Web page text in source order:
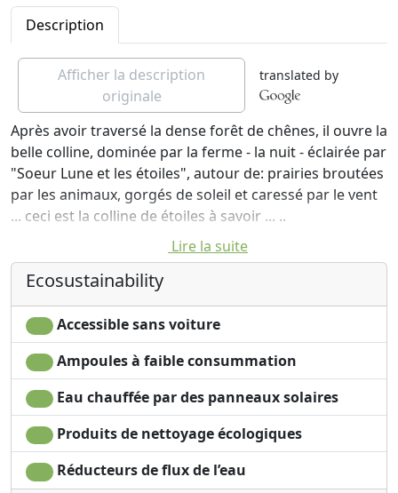
Description
Afficher la description
originale
translated by
Après avoir traversé la dense forêt de chênes, il ouvre la
belle colline, dominée par la ferme - la nuit - éclairée par
"Soeur Lune et les étoiles", autour de: prairies broutées
par les animaux, gorgés de soleil et caressé par le vent
... ceci est la colline de étoiles à savoir ... ..
A "agriturismo Vero" qui vise à combiner l'agriculture (
«amour pour les animaux") avec celui du tourisme pour
vous donner: la sensation d'être hors du monde, au
moins pendant un certain temps; un endroit charmant
(les deux forêts et de vallées verdoyantes que l'œil); un
panorama à couper le souffle dans chaque partie;
atmosphère détendue et amicale; un accueil chaleureux
et convivial; bonne nourriture. "
La charmante ferme récupéré d'une manière
respectueuse de l'environnement propose des
chambres doubles avec salle de bains et de la télévision
Lire la suite
Ecosustainability
Accessible sans voiture
Ampoules à faible consummation
Eau chauffée par des panneaux solaires
Produits de nettoyage écologiques
Réducteurs de flux de l’eau